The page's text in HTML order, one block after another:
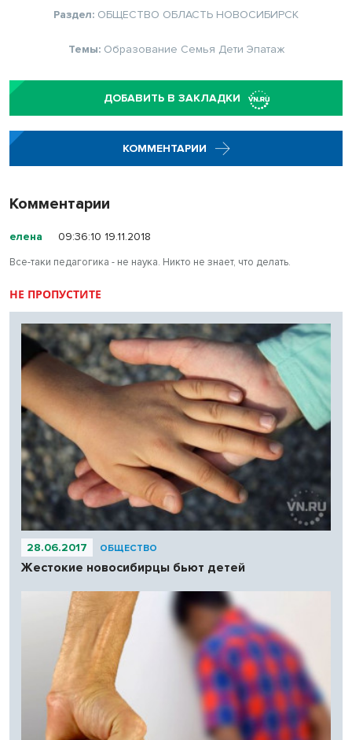
Раздел: ОБЩЕСТВО ОБЛАСТЬ НОВОСИБИРСК
Темы: Образование Семья Дети Эпатаж
ДОБАВИТЬ В ЗАКЛАДКИ
КОММЕНТАРИИ
Комментарии
елена 09:36:10 19.11.2018
Все-таки педагогика - не наука. Никто не знает, что делать.
НЕ ПРОПУСТИТЕ
28.06.2017 ОБЩЕСТВО
Жестокие новосибирцы бьют детей